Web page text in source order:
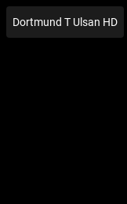
Dortmund T Ulsan HD